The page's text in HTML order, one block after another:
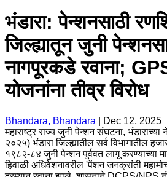
भंडारा: पेन्शनसाठी
जिल्ह्यातून जुनी
नागपूरकडे रवाना;
योजनांना तीव्र विरोध
Bhandara, Bhandara
Dec 12, 2025
महाराष्ट्र राज्य जुनी पेन्शन संघटना,
२०२५) भंडारा जिल्ह्यातील सर्व विभागातील
१९८२-८४ जुनी पेन्शन पूर्ववत लागू करण्याच्या
हिवाळी अधिवेशनावरील 'पेंशन जनक्रांती